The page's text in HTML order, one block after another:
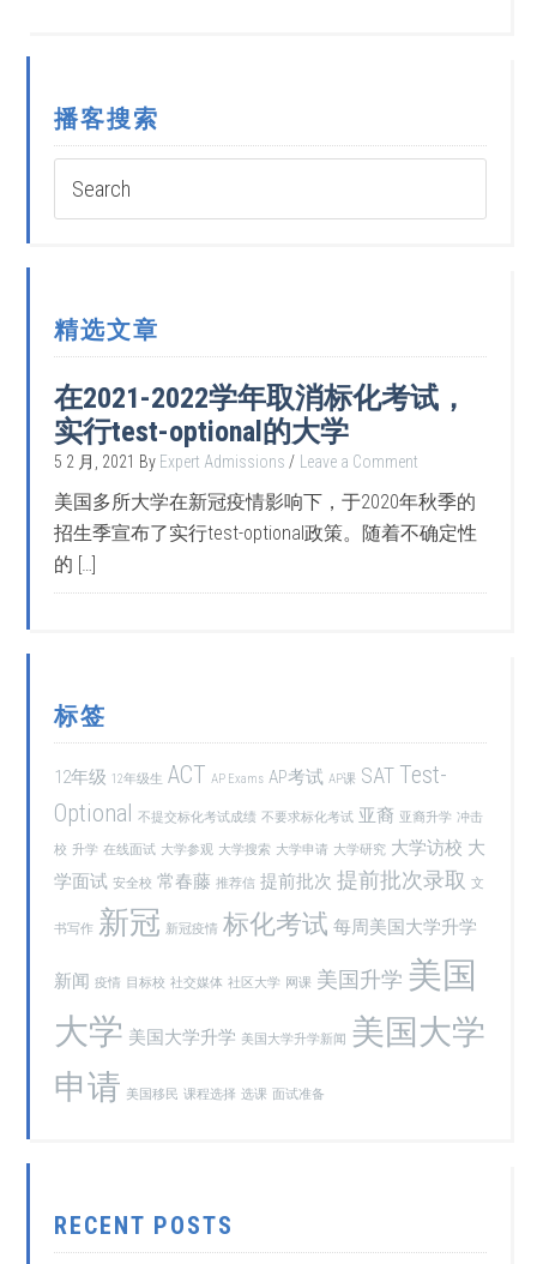
播客搜索
精选文章
在2021-2022学年取消标化考试，
实行test-optional的大学
5 2 月, 2021 By Expert Admissions Leave a Comment
美国多所大学在新冠疫情影响下，于2020年秋季的
招生季宣布了实行test-optional政策。随着不确定性
的 […]
标签
12年级 12年级生 ACT AP Exams AP考试 AP课 SAT Test-
Optional 不提交标化考试成绩 不要求标化考试 亚裔 亚裔升学 冲击
校 升学 在线面试 大学参观 大学搜索 大学申请 大学研究 大学访校 大
学面试 安全校 常春藤 推荐信 提前批次 提前批次录取 文
书写作 新冠 新冠疫情 标化考试 每周美国大学升学
新闻 疫情 目标校 社交媒体 社区大学 网课 美国升学 美国
大学 美国大学升学 美国大学升学新闻 美国大学
申请 美国移民 课程选择 选课 面试准备
RECENT POSTS